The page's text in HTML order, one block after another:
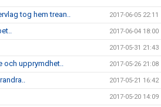
tog hem trean.. 2017-06-05 22:11
2017-06-04 18:00
2017-05-31 21:43
upprymdhet.. 2017-05-26 21:08
2017-05-21 16:42
2017-05-20 14:09